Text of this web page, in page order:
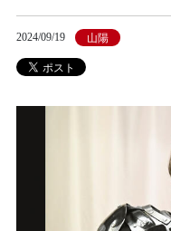
2024/09/19 山陽